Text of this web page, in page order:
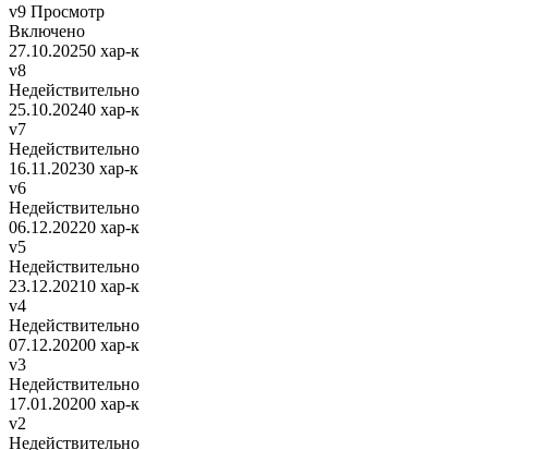
v9 Просмотр
Включено
27.10.20250 хар-к
v8
Недействительно
25.10.20240 хар-к
v7
Недействительно
16.11.20230 хар-к
v6
Недействительно
06.12.20220 хар-к
v5
Недействительно
23.12.20210 хар-к
v4
Недействительно
07.12.20200 хар-к
v3
Недействительно
17.01.20200 хар-к
v2
Недействительно